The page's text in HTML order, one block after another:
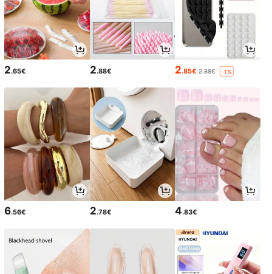
2.65€ 2.88€ 2.85€ 2.88€ -1%
6.56€ 2.78€ 4.83€